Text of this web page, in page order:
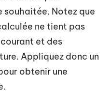
souhaitée. Notez que
ne tient pas
et des
Appliquez donc un
obtenir une